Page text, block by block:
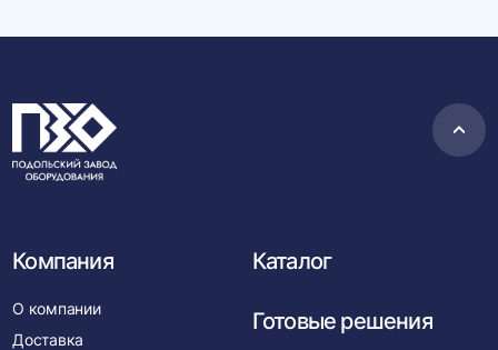
в
Компания
О компании
Доставка
Каталог
Готовые решения